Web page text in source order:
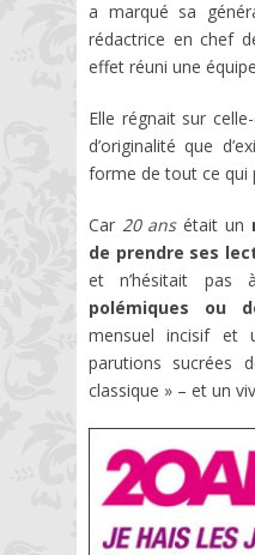
a marqué sa
rédactrice en chef
effet réuni une
Elle régnait sur
d’originalité que
forme de tout ce qui
Car 20 ansétait un
de prendre ses
et n’hésitait pas
polémiques ou
mensuel incisif et
parutions sucrées
classique » – et un